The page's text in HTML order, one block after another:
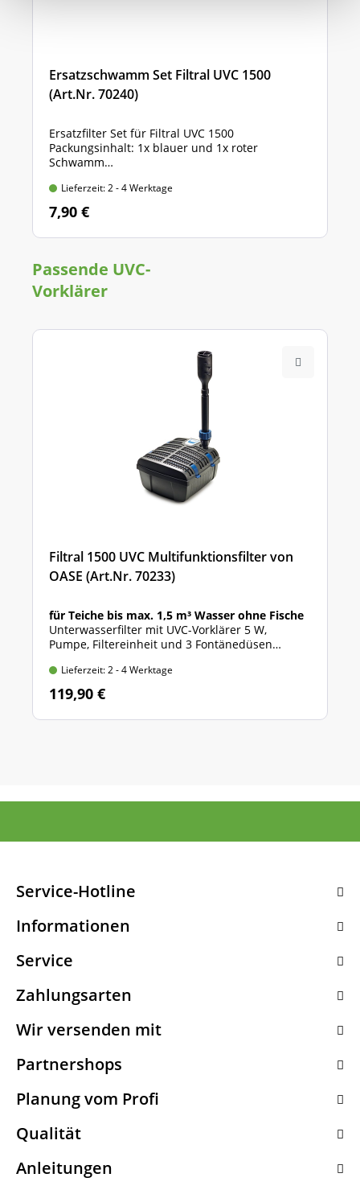
Ersatzschwamm Set Filtral UVC 1500
(Art.Nr. 70240)
Ersatzfilter Set für Filtral UVC 1500
Packungsinhalt: 1x blauer und 1x roter
Schwamm
Lieferzeit: 2 - 4 Werktage
7,90 €
Passende UVC-
Vorklärer
Filtral 1500 UVC Multifunktionsfilter von
OASE (Art.Nr. 70233)
für Teiche bis max. 1,5 m³ Wasser ohne Fische
Unterwasserfilter mit UVC-Vorklärer 5 W,
Pumpe, Filtereinheit und 3 Fontänedüsen
Lieferzeit: 2 - 4 Werktage
119,90 €
Service-Hotline
Informationen
Service
Zahlungsarten
Wir versenden mit
Partnershops
Planung vom Profi
Qualität
Anleitungen